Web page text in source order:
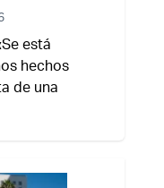
está
hechos
de una